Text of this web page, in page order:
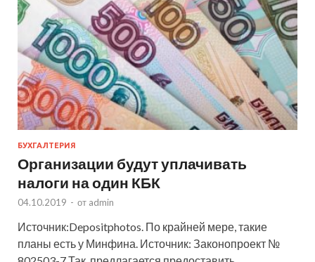
БУХГАЛТЕРИЯ
Организации будут уплачивать
налоги на один КБК
04.10.2019 - от admin
Источник:Depositphotos. По крайней мере, такие
планы есть у Минфина. Источник: Законопроект №